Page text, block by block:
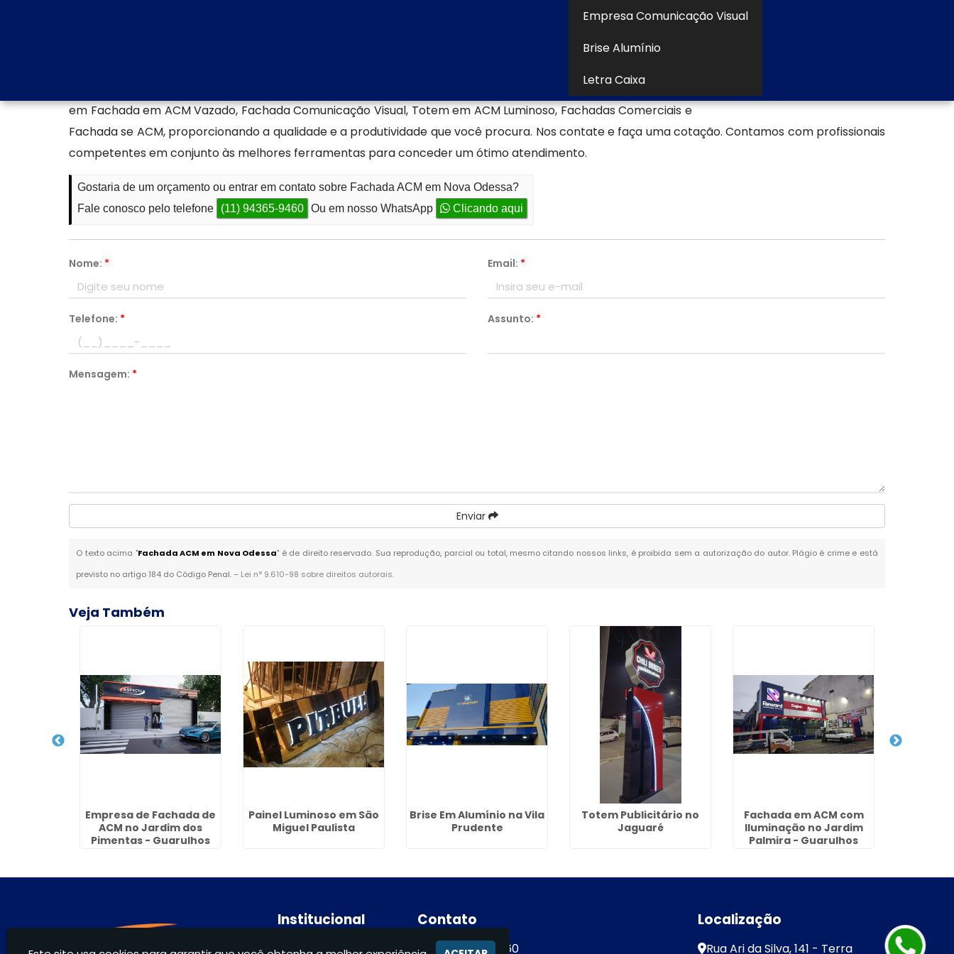
Empresa Comunicação Visual
Brise Alumínio
Letra Caixa
objetivo de prestar uma excelente assessoria tanto nas questões de Fachada ACM em Nova Odessa, quanto
em Fachada em ACM Vazado, Fachada Comunicação Visual, Totem em ACM Luminoso, Fachadas Comerciais e
Fachada se ACM, proporcionando a qualidade e a produtividade que você procura. Nos contate e faça uma cotação. Contamos com profissionais
competentes em conjunto às melhores ferramentas para conceder um ótimo atendimento.
Gostaria de um orçamento ou entrar em contato sobre Fachada ACM em Nova Odessa?
Fale conosco pelo telefone
(11) 94365-9460 Ou em nosso WhatsApp Clicando aqui
Nome: * Email: *
Telefone: * Assunto: *
Mensagem: *
Enviar
O texto acima "Fachada ACM em Nova Odessa" é de direito reservado. Sua reprodução, parcial ou total, mesmo citando nossos links, é proibida sem a autorização do autor. Plágio é crime e está
previsto no artigo 184 do Código Penal. – Lei n° 9.610-98 sobre direitos autorais.
Veja Também
Empresa de Fachada de
ACM no Jardim dos
Pimentas - Guarulhos
Painel Luminoso em São
Miguel Paulista
Brise Em Alumínio na Vila
Prudente
Totem Publicitário no
Jaguaré
Fachada em ACM com
Iluminação no Jardim
Palmira - Guarulhos
Institucional
Home
Contato
(11) 94365-9460
Localização
Rua Ari da Silva, 141 - Terra